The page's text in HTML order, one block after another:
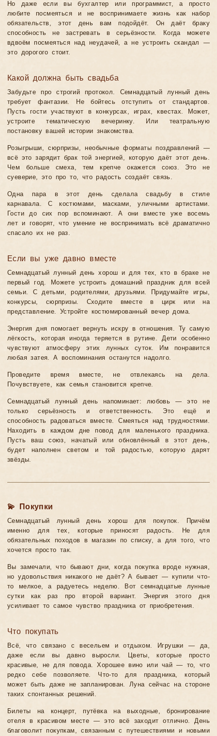
Но даже если вы бухгалтер или программист, а просто
любите посмеяться и не воспринимаете жизнь как набор
обязательств, этот день вам подойдёт. Он даёт браку
способность не застревать в серьёзности. Когда можете
вдвоём посмеяться над неудачей, а не устроить скандал —
это дорогого стоит.
Какой должна быть свадьба
Забудьте про строгий протокол. Семнадцатый лунный день
требует фантазии. Не бойтесь отступить от стандартов.
Пусть гости участвуют в конкурсах, играх, квестах. Может,
устроите тематическую вечеринку. Или театральную
постановку вашей истории знакомства.
Розыгрыши, сюрпризы, необычные форматы поздравлений —
всё это зарядит брак той энергией, которую даёт этот день.
Чем больше смеха, тем крепче окажется союз. Это не
суеверие, это про то, что радость создаёт связь.
Одна пара в этот день сделала свадьбу в стиле
карнавала. С костюмами, масками, уличными артистами.
Гости до сих пор вспоминают. А они вместе уже восемь
лет и говорят, что умение не воспринимать всё драматично
спасало их не раз.
Если вы уже давно вместе
Семнадцатый лунный день хорош и для тех, кто в браке не
первый год. Можете устроить домашний праздник для всей
семьи. С детьми, родителями, друзьями. Придумайте игры,
конкурсы, сюрпризы. Сходите вместе в цирк или на
представление. Устройте костюмированный вечер дома.
Энергия дня помогает вернуть искру в отношения. Ту самую
лёгкость, которая иногда теряется в рутине. Дети особенно
чувствуют атмосферу этих лунных суток. Им понравится
любая затея. А воспоминания останутся надолго.
Проведите время вместе, не отвлекаясь на дела.
Почувствуете, как семья становится крепче.
Семнадцатый лунный день напоминает: любовь — это не
только серьёзность и ответственность. Это ещё и
способность радоваться вместе. Смеяться над трудностями.
Находить в каждом дне повод для маленького праздника.
Пусть ваш союз, начатый или обновлённый в этот день,
будет наполнен светом и той радостью, которую дарят
звёзды.
💫 Покупки
Семнадцатый лунный день хорош для покупок. Причём
именно для тех, которые приносят радость. Не для
обязательных походов в магазин по списку, а для того, что
хочется просто так.
Вы замечали, что бывают дни, когда покупка вроде нужная,
но удовольствия никакого не даёт? А бывает — купили что-
то мелкое, а радуетесь неделю. Вот семнадцатые лунные
сутки как раз про второй вариант. Энергия этого дня
усиливает то самое чувство праздника от приобретения.
Что покупать
Всё, что связано с весельем и отдыхом. Игрушки — да,
даже если вы давно выросли. Цветы, которые просто
красивые, не для повода. Хорошее вино или чай — то, что
редко себе позволяете. Что-то для праздника, который
может быть даже не запланирован. Луна сейчас на стороне
таких спонтанных решений.
Билеты на концерт, путёвка на выходные, бронирование
отеля в красивом месте — это всё заходит отлично. День
благоволит покупкам, связанным с путешествиями и новыми